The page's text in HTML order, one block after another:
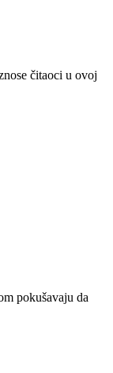
čitaoci u ovoj
pokušavaju da